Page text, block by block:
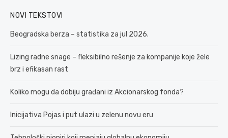
NOVI TEKSTOVI
Beogradska berza – statistika za jul 2026.
Lizing radne snage – fleksibilno rešenje za kompanije koje žele
brz i efikasan rast
Koliko mogu da dobiju građani iz Akcionarskog fonda?
Inicijativa Pojas i put ulazi u zelenu novu eru